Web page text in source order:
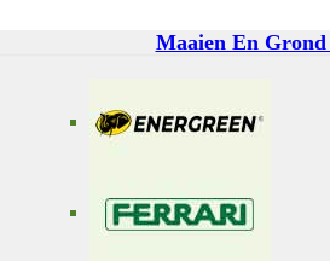
Maaien En Grond